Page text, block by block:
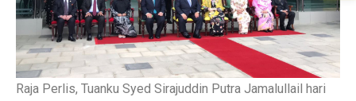
Raja Perlis, Tuanku Syed Sirajuddin Putra Jamalullail hari